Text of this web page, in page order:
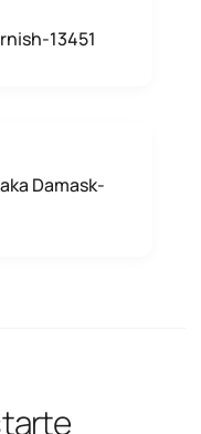
13451
Damask-